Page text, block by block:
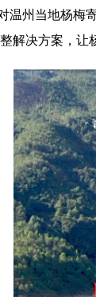
温州当地杨梅
解决方案，让